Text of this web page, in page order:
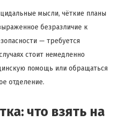
мысли, чёткие планы
безразличие к
— требуется
стоит немедленно
помощь или обращаться
отделение.
что взять на